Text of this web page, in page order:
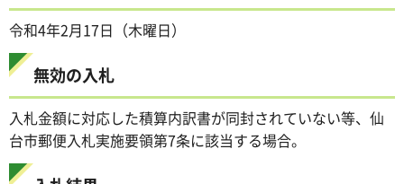
令和4年2月17日（木曜日）
無効の入札
入札金額に対応した積算内訳書が同封されていない等、仙
台市郵便入札実施要領第7条に該当する場合。